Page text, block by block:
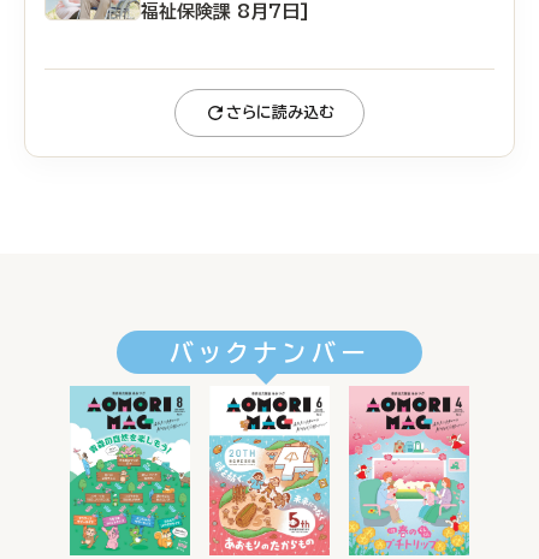
福祉保険課 8月7日]
さらに読み込む
バックナンバー